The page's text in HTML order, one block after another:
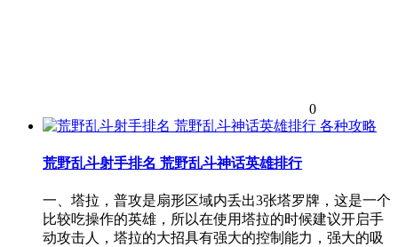
0
各种攻略
荒野乱斗射手排名 荒野乱斗神话英雄排行
一、塔拉，普攻是扇形区域内丢出3张塔罗牌，这是一个
比较吃操作的英雄，所以在使用塔拉的时候建议开启手
动攻击人，塔拉的大招具有强大的控制能力，强大的吸